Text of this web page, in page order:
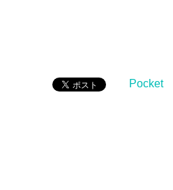
Pocket